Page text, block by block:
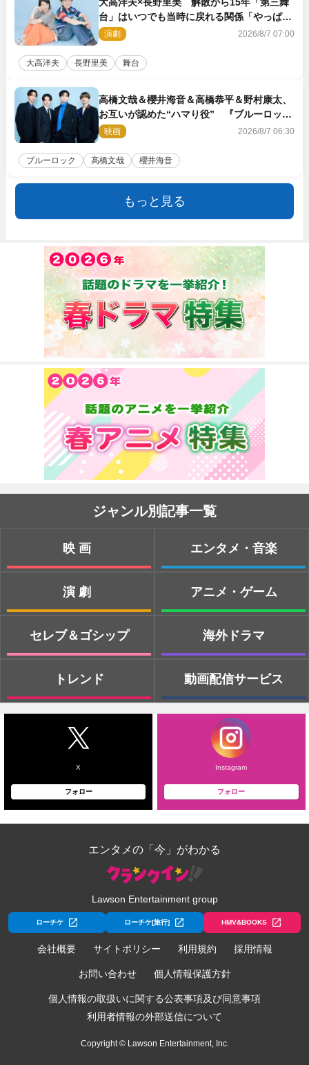
台」はいつでも当時に戻れる関係「やっぱり
他の方たちとは違います」
演劇 2026/8/7 07:00
大高洋夫 長野里美 舞台
高橋文哉＆櫻井海音＆高橋恭平＆野村康太、
お互いが認めた“ハマり役” 『ブルーロッ
ク』で築いた最高のチームワーク
映画 2026/8/7 06:30
ブルーロック 高橋文哉 櫻井海音
もっと見る
ジャンル別記事一覧
映画
演劇
セレブ＆ゴシップ
トレンド
エンタメ・音楽
アニメ・ゲーム
海外ドラマ
動画配信サービス
X
フォロー
Instagram
フォロー
エンタメの「今」がわかる
Lawson Entertainment group
ローチケ ローチケ[旅行] HMV&BOOKS
会社概要 サイトポリシー 利用規約 採用情報
お問い合わせ 個人情報保護方針
個人情報の取扱いに関する公表事項及び同意事項
利用者情報の外部送信について
Copyright © Lawson Entertainment, Inc.